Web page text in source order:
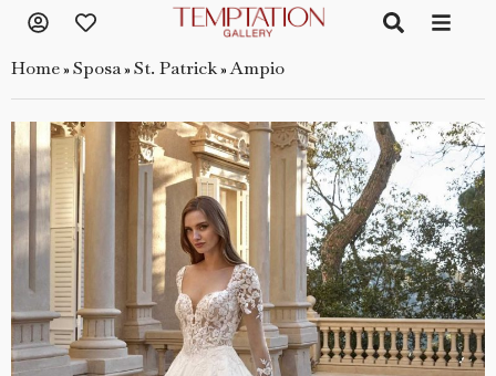
Home» Sposa» St. Patrick»Ampio